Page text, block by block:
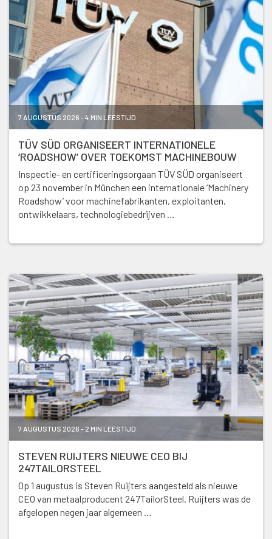
7 AUGUSTUS 2026 - 4 MIN LEESTIJD
TÜV SÜD ORGANISEERT INTERNATIONELE
‘ROADSHOW’ OVER TOEKOMST MACHINEBOUW
Inspectie- en certificeringsorgaan TÜV SÜD organiseert
op 23 november in München een internationale ‘Machinery
Roadshow’ voor machinefabrikanten, exploitanten,
ontwikkelaars, technologiebedrijven …
7 AUGUSTUS 2026 - 2 MIN LEESTIJD
STEVEN RUIJTERS NIEUWE CEO BIJ
247TAILORSTEEL
Op 1 augustus is Steven Ruijters aangesteld als nieuwe
CEO van metaalproducent 247TailorSteel. Ruijters was de
afgelopen negen jaar algemeen …